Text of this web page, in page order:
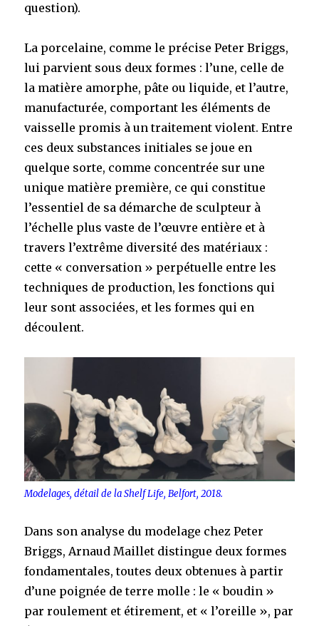
question).
La porcelaine, comme le précise Peter Briggs,
lui parvient sous deux formes : l’une, celle de
la matière amorphe, pâte ou liquide, et l’autre,
manufacturée, comportant les éléments de
vaisselle promis à un traitement violent. Entre
ces deux substances initiales se joue en
quelque sorte, comme concentrée sur une
unique matière première, ce qui constitue
l’essentiel de sa démarche de sculpteur à
l’échelle plus vaste de l’œuvre entière et à
travers l’extrême diversité des matériaux :
cette « conversation » perpétuelle entre les
techniques de production, les fonctions qui
leur sont associées, et les formes qui en
découlent.
Modelages, détail de la Shelf Life, Belfort, 2018.
Dans son analyse du modelage chez Peter
Briggs, Arnaud Maillet distingue deux formes
fondamentales, toutes deux obtenues à partir
d’une poignée de terre molle : le « boudin »
par roulement et étirement, et « l’oreille », par